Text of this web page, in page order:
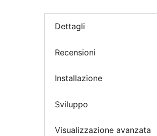
Dettagli
Recensioni
Installazione
Sviluppo
Visualizzazione avanzata